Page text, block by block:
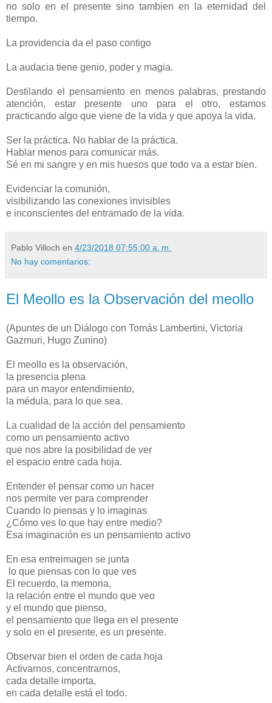
no solo en el presente sino tambien en la eternidad del
tiempo.
La providencia da el paso contigo
La audacia tiene genio, poder y magia.
Destilando el pensamiento en menos palabras, prestando
atención, estar presente uno para el otro, estamos
practicando algo que viene de la vida y que apoya la vida.
Ser la práctica. No hablar de la práctica.
Hablar menos para comunicar más.
Sé en mi sangre y en mis huesos que todo va a estar bien.
Evidenciar la comunión,
visibilizando las conexiones invisibles
e inconscientes del entramado de la vida.
Pablo Villoch en 4/23/2018 07:55:00 a. m.
No hay comentarios:
El Meollo es la Observación del meollo
(Apuntes de un Diálogo con Tomás Lambertini, Victoria
Gazmuri, Hugo Zunino)
El meollo es la observación,
la presencia plena
para un mayor entendimiento,
la médula, para lo que sea.
La cualidad de la acción del pensamiento
como un pensamiento activo
que nos abre la posibilidad de ver
el espacio entre cada hoja.
Entender el pensar como un hacer
nos permite ver para comprender
Cuando lo piensas y lo imaginas
¿Cómo ves lo que hay entre medio?
Esa imaginación es un pensamiento activo
En esa entreimagen se junta
lo que piensas con lo que ves
El recuerdo, la memoria,
la relación entre el mundo que veo
y el mundo que pienso,
el pensamiento que llega en el presente
y solo en el presente, es un presente.
Observar bien el orden de cada hoja
Activarnos, concentrarnos,
cada detalle importa,
en cada detalle está el todo.